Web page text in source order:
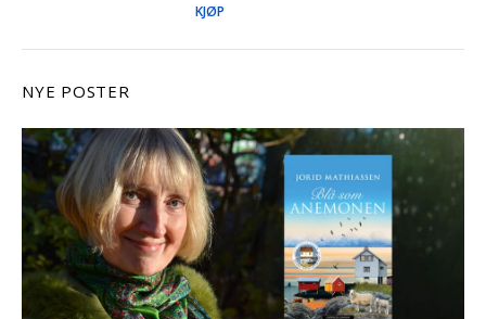
KJØP
NYE POSTER